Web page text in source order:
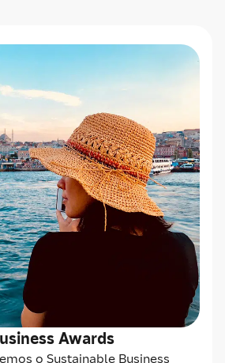
Awards
o Sustainable Business